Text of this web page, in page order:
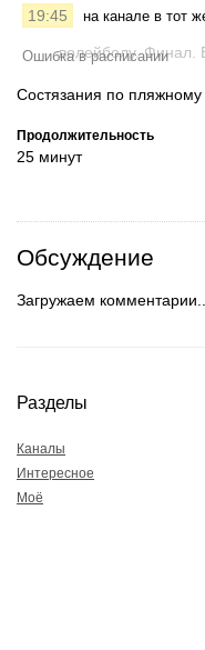
19:45 на канале в тот
Ошибка в расписании
Состязания по пляжному
Продолжительность
25 минут
Обсуждение
Загружаем комментарии...
Разделы
Каналы
Интересное
Моё